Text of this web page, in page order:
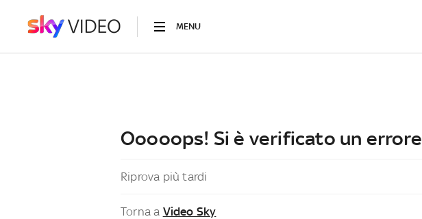
MENU
Ooooops! Si è verificato un errore
Riprova più tardi
Torna a Video Sky